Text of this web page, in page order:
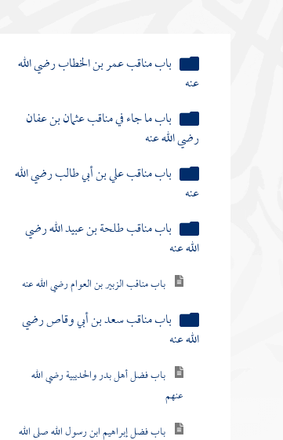
باب مناقب عمر بن الخطاب رضي الله
عنه
باب ما جاء في مناقب عثمان بن عفان
رضي الله عنه
باب مناقب علي بن أبي طالب رضي الله
عنه
باب مناقب طلحة بن عبيد الله رضي
الله عنه
باب مناقب الزبير بن العوام رضي الله عنه
باب مناقب سعد بن أبي وقاص رضي
الله عنه
باب فضل أهل بدر والحديبية رضي الله
عنهم
باب فضل إبراهيم ابن رسول الله صلى الله